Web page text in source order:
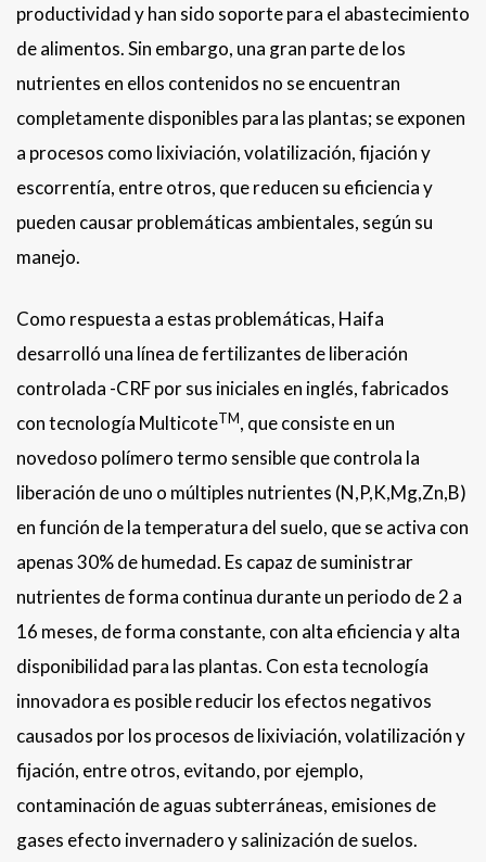
productividad y han sido soporte para el abastecimiento
de alimentos. Sin embargo, una gran parte de los
nutrientes en ellos contenidos no se encuentran
completamente disponibles para las plantas; se exponen
a procesos como lixiviación, volatilización, fijación y
escorrentía, entre otros, que reducen su eficiencia y
pueden causar problemáticas ambientales, según su
manejo.
Como respuesta a estas problemáticas, Haifa
desarrolló una línea de fertilizantes de liberación
controlada -CRF por sus iniciales en inglés, fabricados
con tecnología MulticoteTM, que consiste en un
novedoso polímero termo sensible que controla la
liberación de uno o múltiples nutrientes (N,P,K,Mg,Zn,B)
en función de la temperatura del suelo, que se activa con
apenas 30% de humedad. Es capaz de suministrar
nutrientes de forma continua durante un periodo de 2 a
16 meses, de forma constante, con alta eficiencia y alta
disponibilidad para las plantas. Con esta tecnología
innovadora es posible reducir los efectos negativos
causados por los procesos de lixiviación, volatilización y
fijación, entre otros, evitando, por ejemplo,
contaminación de aguas subterráneas, emisiones de
gases efecto invernadero y salinización de suelos.